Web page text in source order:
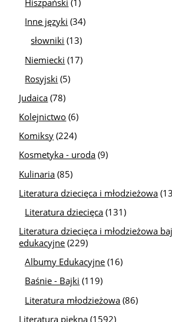
Hiszpański (1)
Inne języki (34)
słowniki (13)
Niemiecki (17)
Rosyjski (5)
Judaica (78)
Kolejnictwo (6)
Komiksy (224)
Kosmetyka - uroda (9)
Kulinaria (85)
Literatura dziecięca i młodzieżowa
Literatura dziecięca (131)
Literatura dziecięca i młodzieżowa
edukacyjne (229)
Albumy Edukacyjne (16)
Baśnie - Bajki (119)
Literatura młodzieżowa (86)
Literatura piękna (1592)